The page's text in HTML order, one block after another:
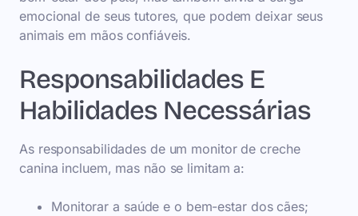
emocional de seus tutores, que podem deixar seus
animais em mãos confiáveis.
Responsabilidades E
Habilidades Necessárias
As responsabilidades de um monitor de creche
canina incluem, mas não se limitam a:
Monitorar a saúde e o bem-estar dos cães;